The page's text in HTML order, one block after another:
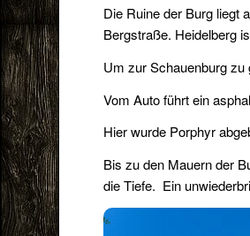
Die Ruine der Burg liegt
Bergstraße. Heidelberg
Um zur Schauenburg zu
Vom Auto führt ein
Hier wurde Porphyr
Bis zu den Mauern der
die Tiefe. Ein